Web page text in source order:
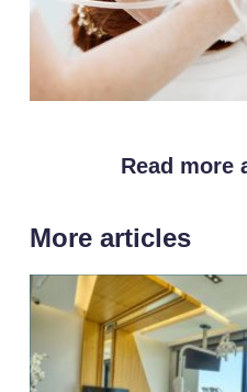
Read more
More articles